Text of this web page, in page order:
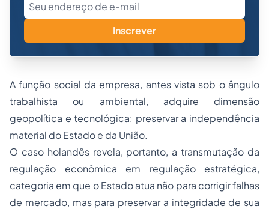
Inscrever
A função social da empresa, antes vista sob o ângulo
trabalhista ou ambiental, adquire dimensão
geopolítica e tecnológica: preservar a independência
material do Estado e da União.
O caso holandês revela, portanto, a transmutação da
regulação econômica em regulação estratégica,
categoria em que o Estado atua não para corrigir falhas
de mercado, mas para preservar a integridade de sua